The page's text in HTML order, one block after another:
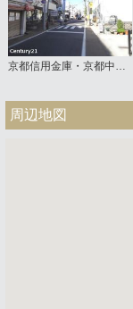
京都信用金庫・京都中央信用金庫稲荷支店
周辺地図